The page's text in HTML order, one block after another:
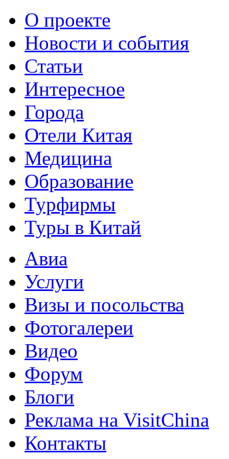
О проекте
Новости и события
Статьи
Интересное
Города
Отели Китая
Медицина
Образование
Турфирмы
Туры в Китай
Авиа
Услуги
Визы и посольства
Фотогалереи
Видео
Форум
Блоги
Реклама на VisitChina
Контакты